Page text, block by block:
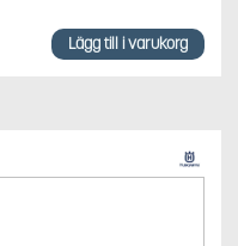
Lägg till i varukorg